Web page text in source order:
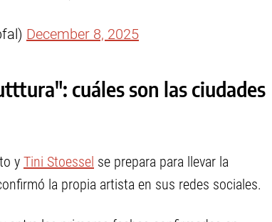
December 8, 2025
cuáles son las ciudades
y Tini Stoessel se prepara para llevar la
la propia artista en sus redes sociales.